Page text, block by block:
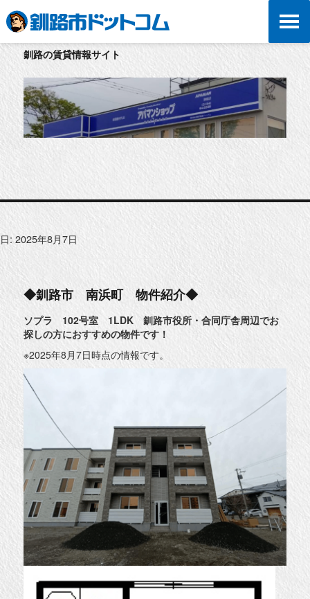
釧路の賃貸情報サイト
日: 2025年8月7日
◆釧路市 南浜町 物件紹介◆
ソプラ 102号室 1LDK 釧路市役所・合同庁舎周辺でお
探しの方におすすめの物件です！
※2025年8月7日時点の情報です。